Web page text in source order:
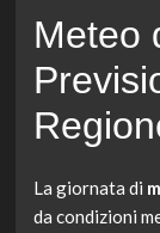
Meteo
La giornata di
da condizioni